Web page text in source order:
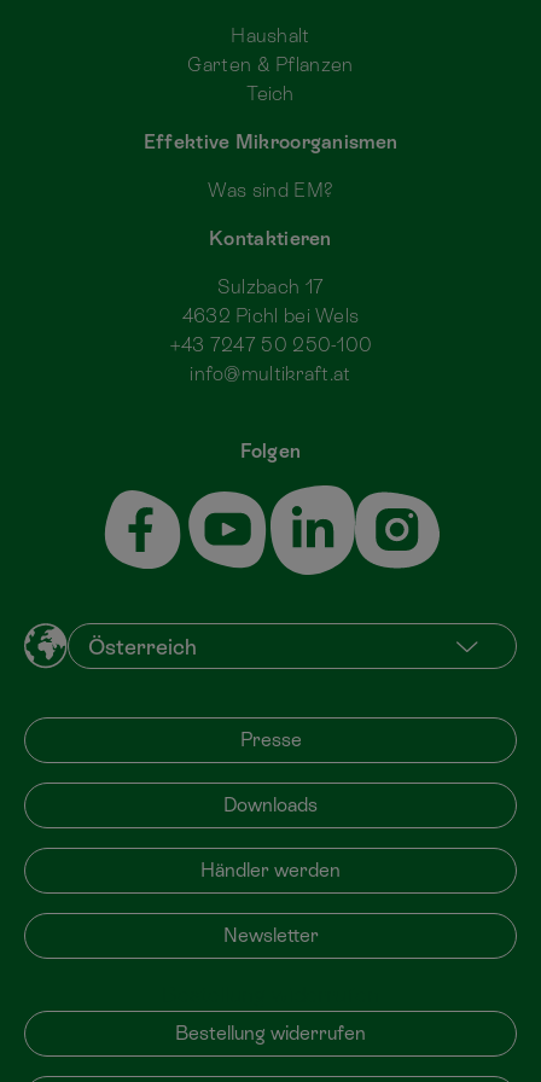
Folgen
Haushalt
Garten & Pflanzen
Teich
Effektive Mikroorganismen
Was sind EM?
Kontaktieren
Sulzbach 17
4632 Pichl bei Wels
+43 7247 50 250-100
info@multikraft.at
Presse
Downloads
Händler werden
Newsletter
Bestellung widerrufen